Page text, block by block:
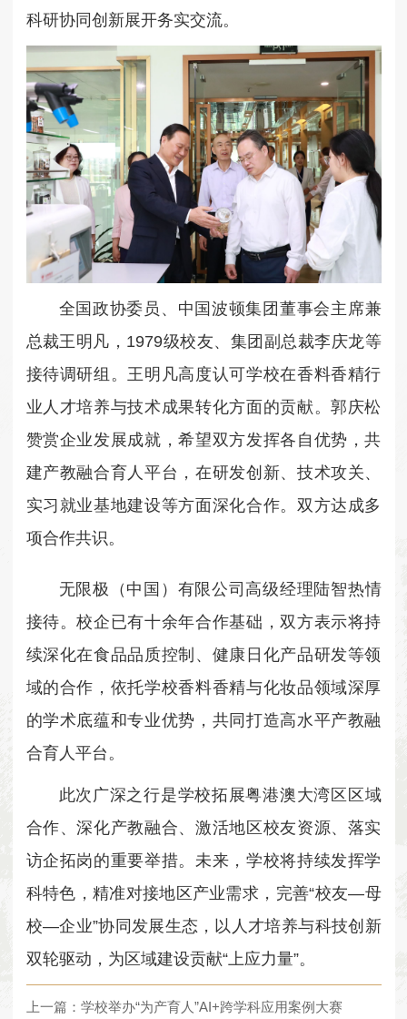
科研协同创新展开务实交流。
全国政协委员、中国波顿集团董事会主席兼
总裁王明凡，1979级校友、集团副总裁李庆龙等
接待调研组。王明凡高度认可学校在香料香精行
业人才培养与技术成果转化方面的贡献。郭庆松
赞赏企业发展成就，希望双方发挥各自优势，共
建产教融合育人平台，在研发创新、技术攻关、
实习就业基地建设等方面深化合作。双方达成多
项合作共识。
无限极（中国）有限公司高级经理陆智热情
接待。校企已有十余年合作基础，双方表示将持
续深化在食品品质控制、健康日化产品研发等领
域的合作，依托学校香料香精与化妆品领域深厚
的学术底蕴和专业优势，共同打造高水平产教融
合育人平台。
此次广深之行是学校拓展粤港澳大湾区区域
合作、深化产教融合、激活地区校友资源、落实
访企拓岗的重要举措。未来，学校将持续发挥学
科特色，精准对接地区产业需求，完善“校友—母
校—企业”协同发展生态，以人才培养与科技创新
双轮驱动，为区域建设贡献“上应力量”。
上一篇：学校举办“为产育人”AI+跨学科应用案例大赛